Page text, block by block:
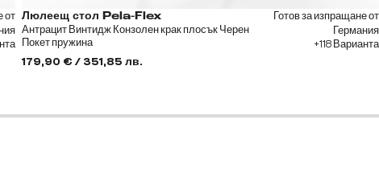
от Люлеещ стол Pela-Flex
Антрацит Винтидж Конзолен крак плосък Черен
Покет пружина
179,90 € / 351,85 лв.
Готов за изпращане от
Германия
+118 Варианта